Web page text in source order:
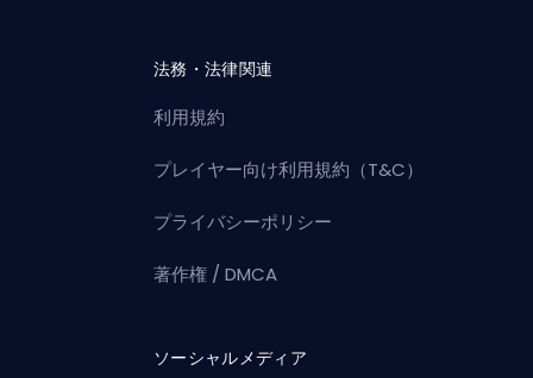
法務・法律関連
利用規約
プレイヤー向け利用規約（T&C）
プライバシーポリシー
著作権 / DMCA
ソーシャルメディア